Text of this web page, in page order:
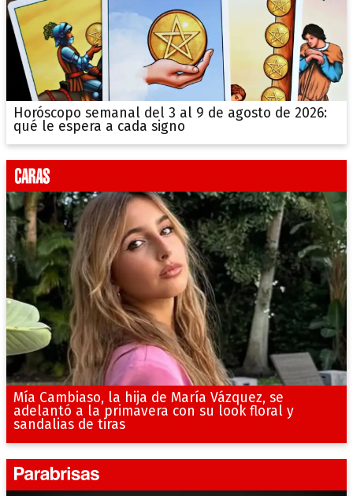
Horóscopo semanal del 3 al 9 de agosto de 2026:
qué le espera a cada signo
Mía Cambiaso, la hija de María Vázquez, se
adelantó a la primavera con su look floral y
sandalias de tiras